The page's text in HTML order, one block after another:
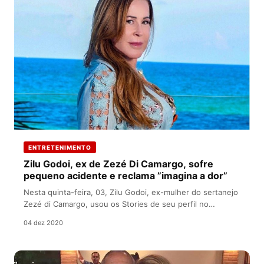
ENTRETENIMENTO
Zilu Godoi, ex de Zezé Di Camargo, sofre
pequeno acidente e reclama ”imagina a dor”
Nesta quinta-feira, 03, Zilu Godoi, ex-mulher do sertanejo
Zezé di Camargo, usou os Stories de seu perfil no
04 dez 2020